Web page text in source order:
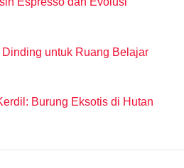
untuk Ruang Belajar
Burung Eksotis di Hutan